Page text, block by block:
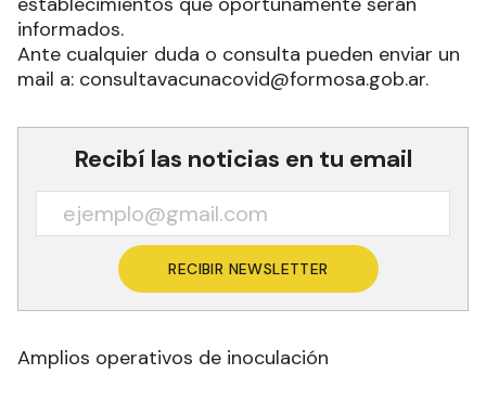
informados.
Ante cualquier duda o consulta pueden enviar un
mail a: consultavacunacovid@formosa.gob.ar.
Recibí las noticias en tu email
RECIBIR NEWSLETTER
Amplios operativos de inoculación